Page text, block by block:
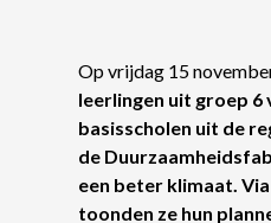
Op vrijdag 15
leerlingen uit groep 6
basisscholen uit de
de
een beter klimaat.
toonden ze hun